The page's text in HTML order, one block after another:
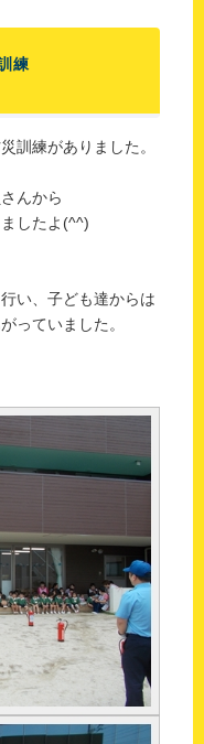
練
訓練がありました。
んから
したよ(^^)
い、子ども達からは
っていました。